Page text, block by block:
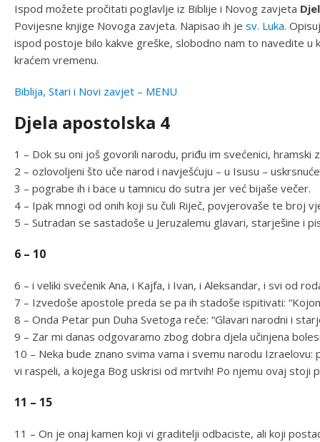
Ispod možete pročitati poglavlje iz Biblije i Novog zavjeta
Povijesne knjige Novoga zavjeta. Napisao ih je sv. Luka.
ispod postoje bilo kakve greške, slobodno nam to navedite
kraćem vremenu.
Biblija, Stari i Novi zavjet – MENU
Djela apostolska 4
1 – Dok su oni još govorili narodu, priđu im svećenici, hramski
2 – ozlovoljeni što uče narod i navješćuju – u Isusu –
3 – pograbe ih i bace u tamnicu do sutra jer već bijaše večer.
4 – Ipak mnogi od onih koji su čuli Riječ, povjerovaše te broj
5 – Sutradan se sastadoše u Jeruzalemu glavari, starješine i
6 – 10
6 – i veliki svećenik Ana, i Kajfa, i Ivan, i Aleksandar, i svi od
7 – Izvedoše apostole preda se pa ih stadoše ispitivati:
8 – Onda Petar pun Duha Svetoga reče: “Glavari narodni i
9 – Zar mi danas odgovaramo zbog dobra djela učinjena
10 – Neka bude znano svima vama i svemu narodu
vi raspeli, a kojega Bog uskrisi od mrtvih! Po njemu ovaj stoji
11 – 15
11 – On je onaj kamen koji vi graditelji odbaciste, ali koji